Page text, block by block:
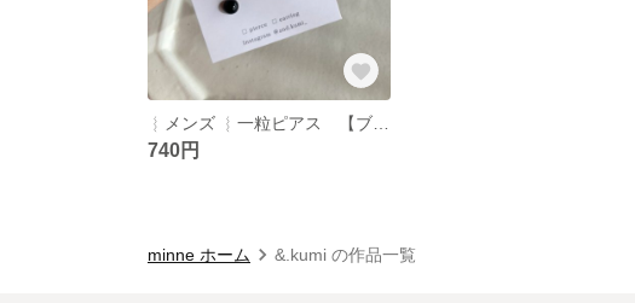
740円
minne ホーム &.kumi の作品一覧